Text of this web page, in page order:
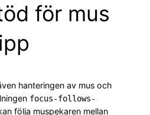
för mus
hanteringen av mus och
focus-follows-
följa muspekaren mellan